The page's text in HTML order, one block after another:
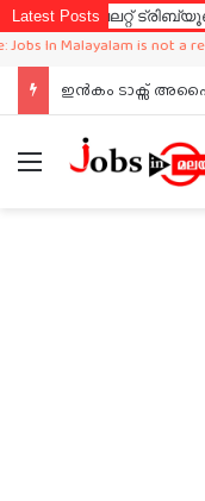
Latest Postsട്രിബ്യൂണലിൽ
In Malayalam is not a
ഇൻകം ടാക്സ്
Menu